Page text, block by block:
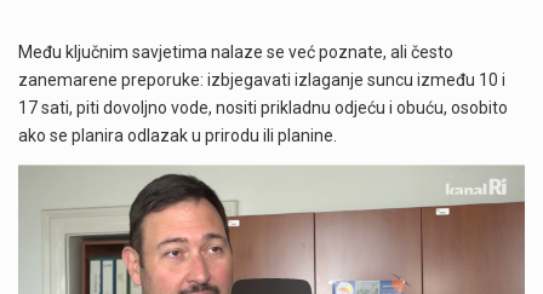
Među ključnim savjetima nalaze se već poznate, ali često
zanemarene preporuke: izbjegavati izlaganje suncu između 10 i
17 sati, piti dovoljno vode, nositi prikladnu odjeću i obuću, osobito
ako se planira odlazak u prirodu ili planine.